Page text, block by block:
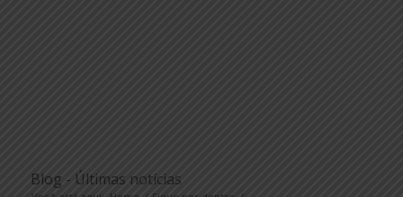
Blog - Últimas notícias